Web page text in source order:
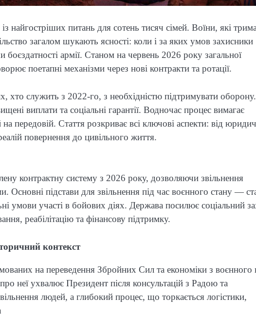
найгостріших питань для сотень тисяч сімей. Воїни, які
загалом шукають ясності: коли і за яких умов захисники
армії. Станом на червень 2026 року загальної
поетапні механізми через нові контракти та ротації.
хто служить з 2022-го, з необхідністю підтримувати оборону.
виплати та соціальні гарантії. Водночас процес вимагає
передовій. Стаття розкриває всі ключові аспекти: від
повернення до цивільного життя.
контрактну систему з 2026 року, дозволяючи звільнення
Основні підстави для звільнення під час воєнного стану —
умови участі в бойових діях. Держава посилює соціальний
реабілітацію та фінансову підтримку.
контекст
на переведення Збройних Сил та економіки з воєнного
неї ухвалює Президент після консультацій з Радою та
людей, а глибокий процес, що торкається логістики,